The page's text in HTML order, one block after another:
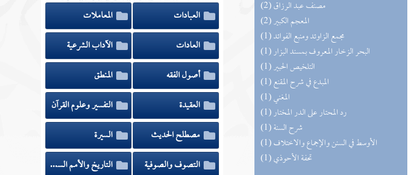
(2) مصنف عبد الرزاق
(2) المعجم الكبير
(1) مجمع الزاوئد ومنبع الفوائد
(1) البحر الزخار المعروف بمسند البزار
(1) التلخيص الحبير
(1) المبدع في شرح المقنع
(1) المغني
(1) رد المحتار على الدر المختار
(1) شرح السنة
(1) الأوسط في السنن والإجماع والاختلاف
(1) تحفة الأحوذي
العبادات
المعاملات
العادات
الآداب الشرعية
أصول الفقه
المنطق
العقيدة
التفسير وعلوم القرآن
مصطلح الحديث
السيرة
التصوف والصوفية
التاريخ والأمم السابقة